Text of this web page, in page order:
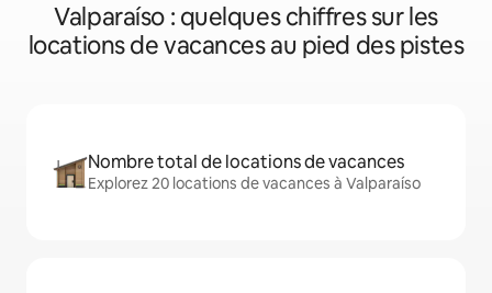
Valparaíso : quelques chiffres sur les
locations de vacances au pied des pistes
Nombre total de locations de vacances
Explorez 20 locations de vacances à Valparaíso